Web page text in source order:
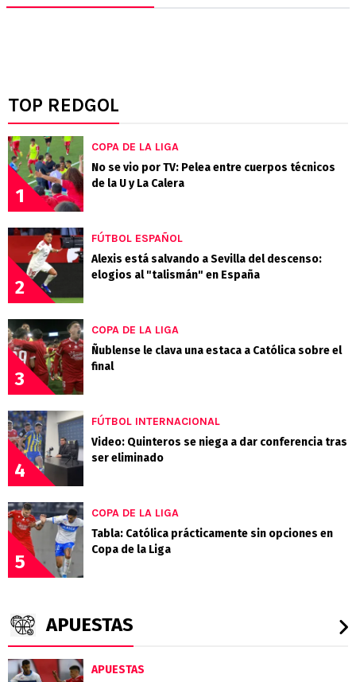
TOP REDGOL
1
COPA DE LA LIGA
No se vio por TV: Pelea entre cuerpos técnicos
de la U y La Calera
2
FÚTBOL ESPAÑOL
Alexis está salvando a Sevilla del descenso:
elogios al "talismán" en España
3
COPA DE LA LIGA
Ñublense le clava una estaca a Católica sobre el
final
4
FÚTBOL INTERNACIONAL
Video: Quinteros se niega a dar conferencia tras
ser eliminado
5
COPA DE LA LIGA
Tabla: Católica prácticamente sin opciones en
Copa de la Liga
APUESTAS
APUESTAS